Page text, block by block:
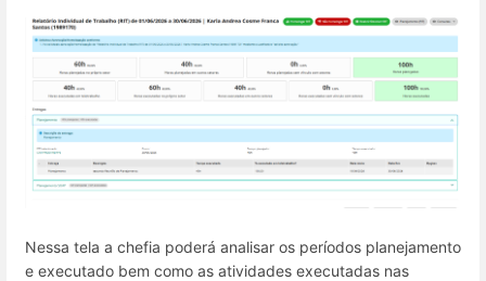
Nessa tela a chefia poderá analisar os períodos planejamento
e executado bem como as atividades executadas nas